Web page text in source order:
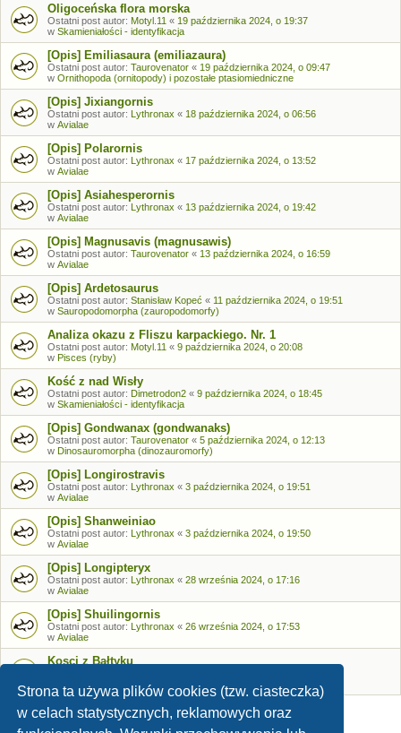
Strona ta używa plików cookies (tzw. ciasteczka)
w celach statystycznych, reklamowych oraz
Oligoceńska flora morska
Ostatni post autor: Motyl.11 « 19 października 2024, o 19:37
w Skamieniałości - identyfikacja
[Opis] Emiliasaura (emiliazaura)
Ostatni post autor: Taurovenator « 19 października 2024, o 09:47
w Ornithopoda (ornitopody) i pozostałe ptasiomiedniczne
[Opis] Jixiangornis
Ostatni post autor: Lythronax « 18 października 2024, o 06:56
w Avialae
[Opis] Polarornis
Ostatni post autor: Lythronax « 17 października 2024, o 13:52
w Avialae
[Opis] Asiahesperornis
Ostatni post autor: Lythronax « 13 października 2024, o 19:42
w Avialae
[Opis] Magnusavis (magnusawis)
Ostatni post autor: Taurovenator « 13 października 2024, o 16:59
w Avialae
[Opis] Ardetosaurus
Ostatni post autor: Stanisław Kopeć « 11 października 2024, o 19:51
w Sauropodomorpha (zauropodomorfy)
Analiza okazu z Fliszu karpackiego. Nr. 1
Ostatni post autor: Motyl.11 « 9 października 2024, o 20:08
w Pisces (ryby)
Kość z nad Wisły
Ostatni post autor: Dimetrodon2 « 9 października 2024, o 18:45
w Skamieniałości - identyfikacja
[Opis] Gondwanax (gondwanaks)
Ostatni post autor: Taurovenator « 5 października 2024, o 12:13
w Dinosauromorpha (dinozauromorfy)
[Opis] Longirostravis
Ostatni post autor: Lythronax « 3 października 2024, o 19:51
w Avialae
[Opis] Shanweiniao
Ostatni post autor: Lythronax « 3 października 2024, o 19:50
w Avialae
[Opis] Longipteryx
Ostatni post autor: Lythronax « 28 września 2024, o 17:16
w Avialae
[Opis] Shuilingornis
Ostatni post autor: Lythronax « 26 września 2024, o 17:53
w Avialae
Kosci z Bałtyku
Skamieniałości - identyfikacja